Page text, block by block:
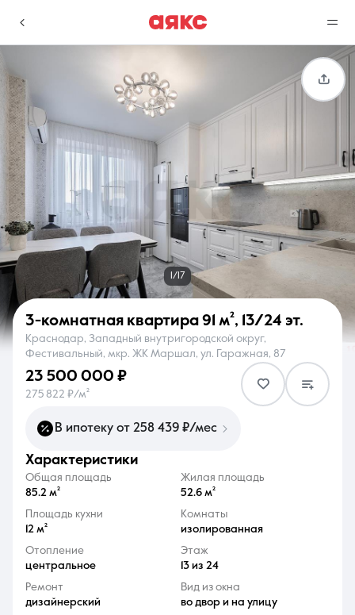
г. Краснодар
Сравнение
0 объявлений
Недвижимость Услуги
О компании Контакты
8 (861) 297-00-00
Ежедневно с 08:30 до 20:00
1/17
3-комнатная квартира 91 м², 13/24 эт.
Краснодар, Западный внутригородской округ,
Фестивальный, мкр. ЖК Маршал, ул. Гаражная, 87
23 500 000 ₽
275 822 ₽/м²
В ипотеку от 258 439 ₽/мес
характеристики
Общая площадь
85.2 м²
Жилая площадь
52.6 м²
Площадь кухни
12 м²
Комнаты
изолированная
Отопление
центральное
Этаж
13 из 24
Ремонт
дизайнерский
Вид из окна
во двор и на улицу